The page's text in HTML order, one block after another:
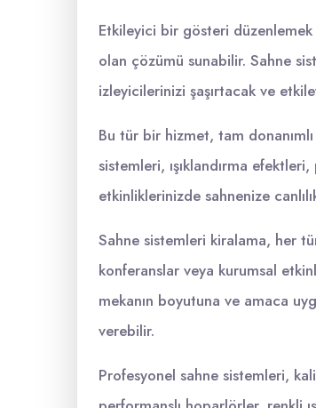
Etkileyici bir gösteri
olan çözümü sunabilir. Sahne
izleyicilerinizi şaşırtacak ve
Bu tür bir hizmet, tam
sistemleri, ışıklandırma
etkinliklerinizde sahnenize
Sahne sistemleri kiralama, her
konferanslar veya kurumsal
mekanın boyutuna ve amaca
verebilir.
Profesyonel sahne sistemleri,